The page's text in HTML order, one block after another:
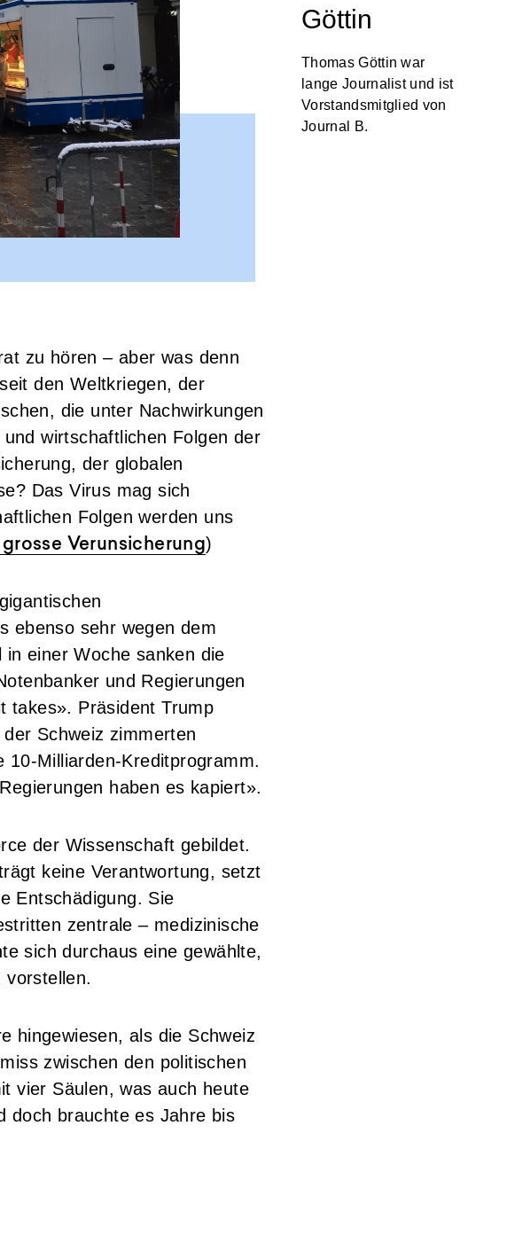
Göttin
Thomas Göttin war
lange Journalist und ist
Vorstandsmitglied von
Journal B.
zu hören – aber was denn
den Weltkriegen, der
die unter Nachwirkungen
wirtschaftlichen Folgen der
der globalen
Das Virus mag sich
Folgen werden uns
grosse Verunsicherung)
ebenso sehr wegen dem
einer Woche sanken die
und Regierungen
takes». Präsident Trump
Schweiz zimmerten
Milliarden-Kreditprogramm.
haben es kapiert».
der Wissenschaft gebildet.
keine Verantwortung, setzt
Entschädigung. Sie
zentrale – medizinische
sich durchaus eine gewählte,
vorstellen.
hingewiesen, als die Schweiz
zwischen den politischen
vier Säulen, was auch heute
doch brauchte es Jahre bis